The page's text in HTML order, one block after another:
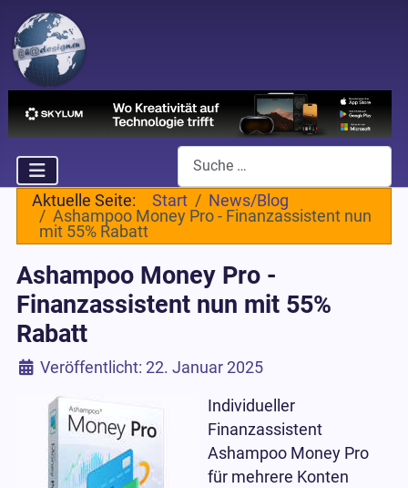
Suchen
Aktuelle Seite: Start
News/Blog
Ashampoo Money Pro - Finanzassistent nun
mit 55% Rabatt
Ashampoo Money Pro -
Finanzassistent nun mit 55%
Rabatt
Details
Veröffentlicht: 22. Januar 2025
Individueller
Finanzassistent
Ashampoo Money Pro
für mehrere Konten